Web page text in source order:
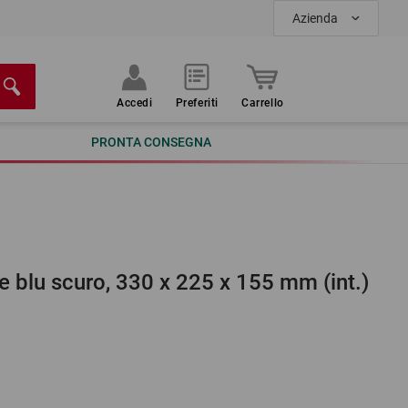
Azienda
Accedi Preferiti Carrello
PRONTA CONSEGNA
blu scuro, 330 x 225 x 155 mm (int.)